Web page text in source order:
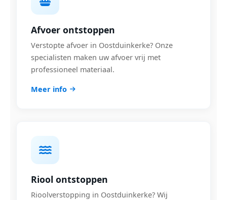
Afvoer ontstoppen
Verstopte afvoer in Oostduinkerke? Onze
specialisten maken uw afvoer vrij met
professioneel materiaal.
Meer info
Riool ontstoppen
Rioolverstopping in Oostduinkerke? Wij